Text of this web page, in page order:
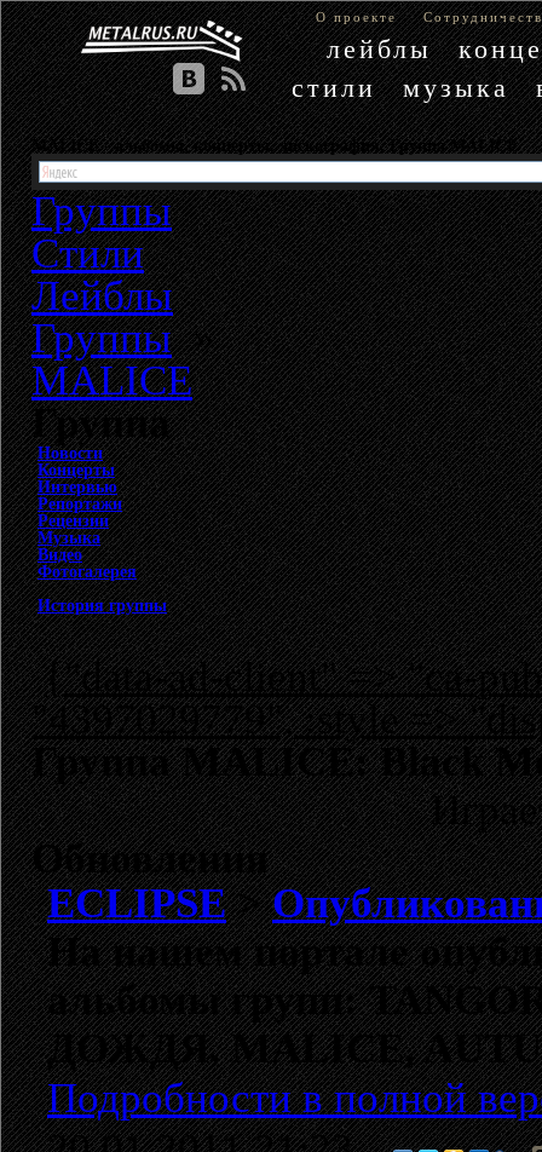
О проекте
лейблы
стили
музыка
MALICE - альбомы, концерты, дискография. Группа MALICE
Группы
Стили
Лейблы
Группы»
MALICE
Группа
Новости
Концерты
Интервью
Репортажи
Рецензии
Музыка
Видео
Фотогалерея
История группы
{"data-ad-client" => "ca-
"4397029779", :style =>
Группа MALICE: Black
Обновления
ECLIPSE>
На нашем портале
альбомы групп:
ДОЖДЯ,MALICE,
Подробности в полной